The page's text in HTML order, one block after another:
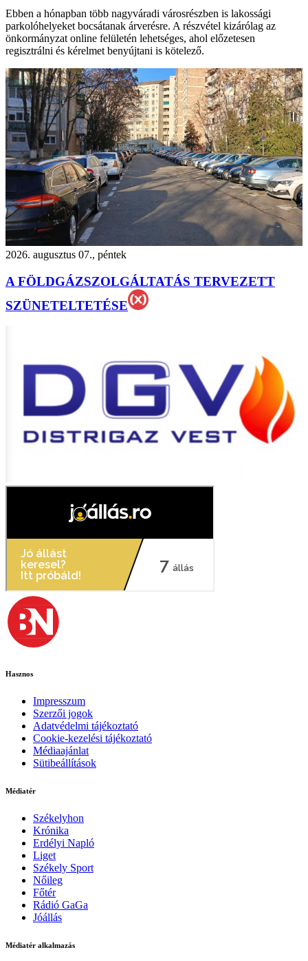
Ebben a hónapban több nagyváradi városrészben is lakossági
parkolóhelyeket bocsátanak árverésre. A részvétel kizárólag az
önkormányzat online felületén lehetséges, ahol előzetesen
regisztrálni és kérelmet benyújtani is kötelező.
2026. augusztus 07., péntek
A FÖLDGÁZSZOLGÁLTATÁS TERVEZETT
SZÜNETELTETÉSE
Hasznos
Impresszum
Szerzői jogok
Adatvédelmi tájékoztató
Cookie-kezelési tájékoztató
Médiaajánlat
Sütibeállítások
Médiatér
Székelyhon
Krónika
Erdélyi Napló
Liget
Székely Sport
Nőileg
Főtér
Rádió GaGa
Jóállás
Médiatér alkalmazás